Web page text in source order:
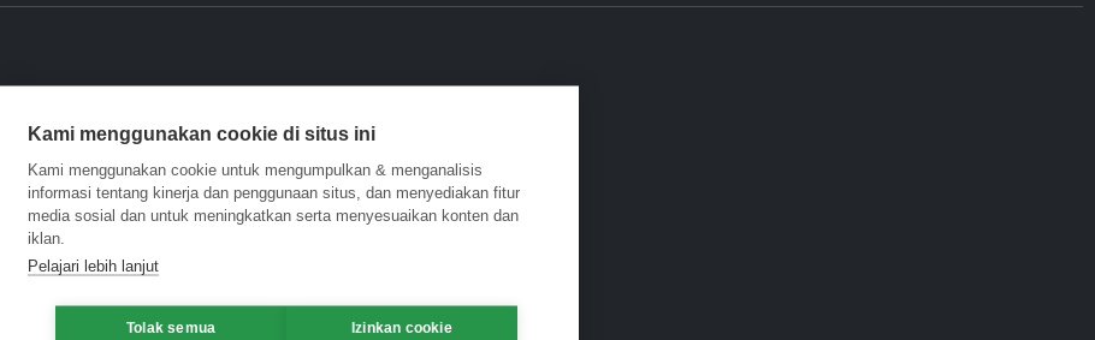
Kami menggunakan cookie di situs ini
Kami menggunakan cookie untuk mengumpulkan & menganalisis
informasi tentang kinerja dan penggunaan situs, dan menyediakan fitur
media sosial dan untuk meningkatkan serta menyesuaikan konten dan
iklan.
Pelajari lebih lanjut
Tolak semua Izinkan cookie